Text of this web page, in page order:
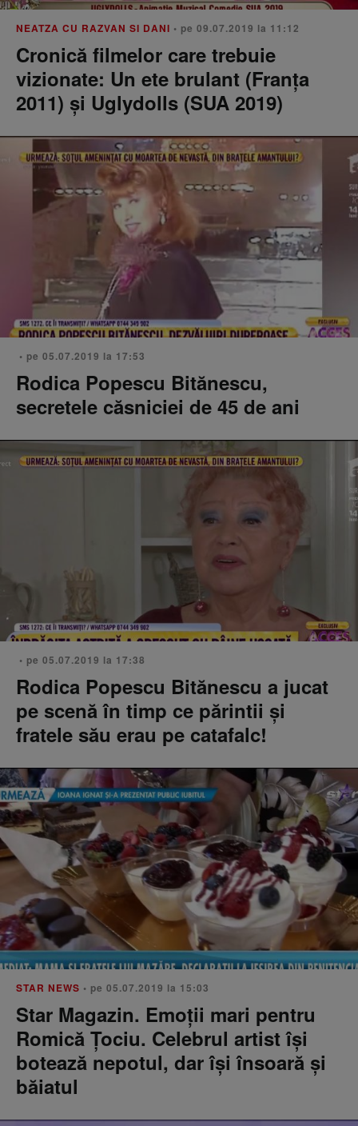
NEATZA CU RAZVAN SI DANI • pe 09.07.2019 la 11:12
Cronică filmelor care trebuie
vizionate: Un ete brulant (Franța
2011) şi Uglydolls (SUA 2019)
• pe 05.07.2019 la 17:53
Rodica Popescu Bitănescu,
secretele căsniciei de 45 de ani
• pe 05.07.2019 la 17:38
Rodica Popescu Bitănescu a jucat
pe scenă în timp ce părintii şi
fratele său erau pe catafalc!
STAR NEWS • pe 05.07.2019 la 15:03
Star Magazin. Emoții mari pentru
Romică Ţociu. Celebrul artist își
botează nepotul, dar își însoară și
băiatul